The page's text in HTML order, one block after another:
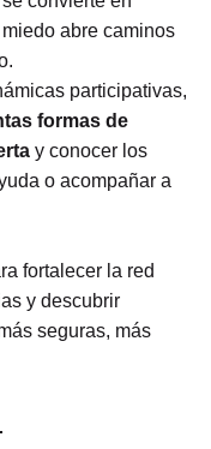
abre caminos
participativas,
formas de
y conocer los
o acompañar a
fortalecer la red
y descubrir
seguras, más